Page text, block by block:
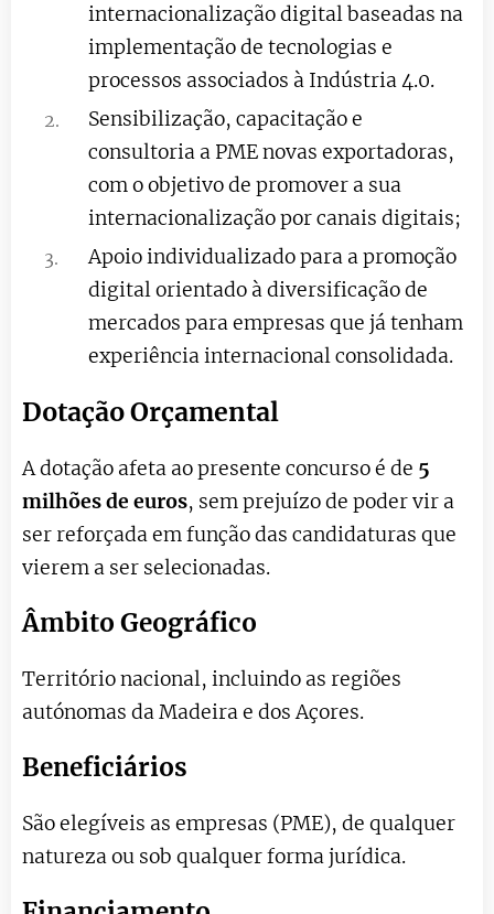
internacionalização digital baseadas na
implementação de tecnologias e
processos associados à Indústria 4.0.
Sensibilização, capacitação e
consultoria a PME novas exportadoras,
com o objetivo de promover a sua
internacionalização por canais digitais;
Apoio individualizado para a promoção
digital orientado à diversificação de
mercados para empresas que já tenham
experiência internacional consolidada.
Dotação Orçamental
A dotação afeta ao presente concurso é de 5
milhões de euros, sem prejuízo de poder vir a
ser reforçada em função das candidaturas que
vierem a ser selecionadas.
Âmbito Geográfico
Território nacional, incluindo as regiões
autónomas da Madeira e dos Açores.
Beneficiários
São elegíveis as empresas (PME), de qualquer
natureza ou sob qualquer forma jurídica.